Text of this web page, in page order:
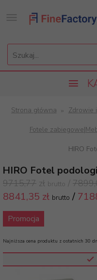
Szukaj...
Strona główna Zdrowie
Fotele
HIRO
HIRO Fotel
9715,77 zł brutto /
8841,35 zł brutto /
Promocja
Najniższa cena produktu z ostatnich 30